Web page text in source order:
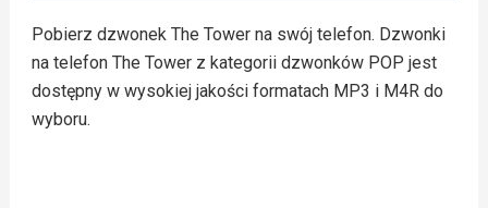
Pobierz dzwonek The Tower na swój telefon. Dzwonki
na telefon The Tower z kategorii dzwonków POP jest
dostępny w wysokiej jakości formatach MP3 i M4R do
wyboru.